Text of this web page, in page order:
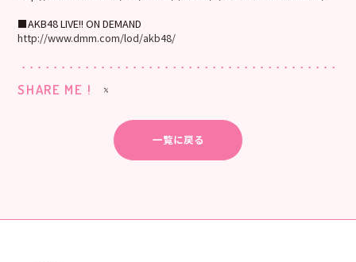
■AKB48 LIVE!! ON DEMAND
http://www.dmm.com/lod/akb48/
SHARE ME !
一覧に戻る